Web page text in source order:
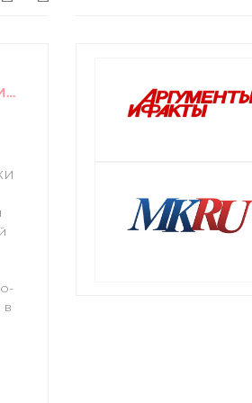
МЕХ И ХУДОЖНИКИ: НОВАЯ ГЛАВА В ИСТОРИИ «МОСКВИЧКИ»
в